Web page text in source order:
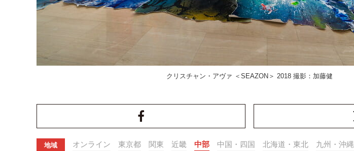
クリスチャン・アヴァ ＜SEAZON＞ 2018 撮影：加藤健
地域 オンライン 東京都 関東 近畿 中部 中国・四国 北海道・東北 九州・沖縄